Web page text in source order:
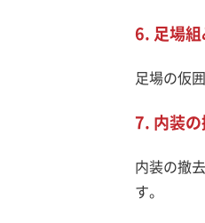
6. 足場
足場の仮
7. 内装
内装の撤
す。